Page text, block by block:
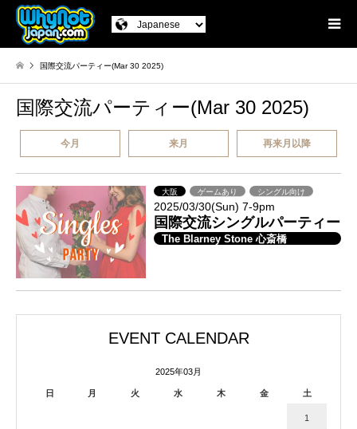
国際交流パーティー(Mar 30 2025)
国際交流パーティー(Mar 30 2025)
今月 来月 再来月以降
大阪 ゲームあり シングル向け
2025/03/30(Sun) 7-9pm
国際交流シングルパーティー
The Blarney Stone 心斎橋
EVENT CALENDAR
2025年03月
日 月 火 水 木 金 土
1